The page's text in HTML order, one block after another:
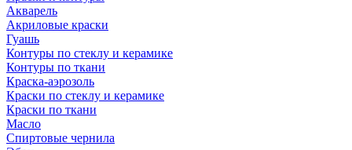
Акварель
Акриловые краски
Гуашь
Контуры по стеклу и керамике
Контуры по ткани
Краска-аэрозоль
Краски по стеклу и керамике
Краски по ткани
Масло
Спиртовые чернила